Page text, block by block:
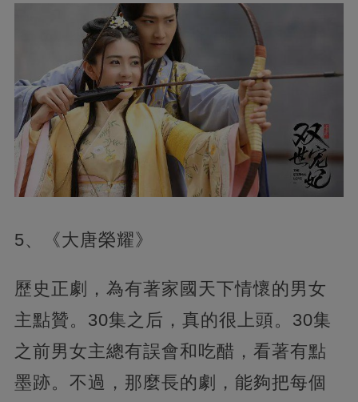
5、《大唐榮耀》
歷史正劇，為有著家國天下情懷的男女
主點贊。30集之后，真的很上頭。30集
之前男女主總有誤會和吃醋，看著有點
墨跡。不過，那麼長的劇，能夠把每個